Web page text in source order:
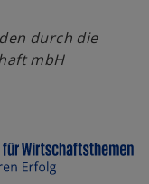
durch die
mbH